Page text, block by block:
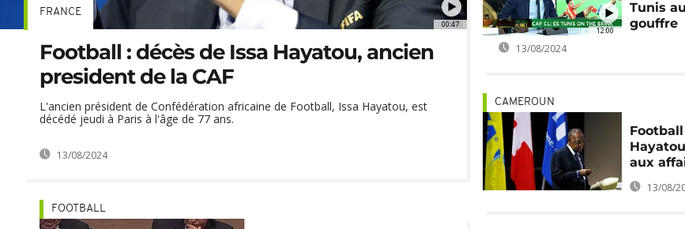
00:47
FRANCE
Football : décès de Issa Hayatou, ancien
president de la CAF
L'ancien président de Confédération africaine de Football, Issa Hayatou, est
décédé jeudi à Paris à l'âge de 77 ans.
13/08/2024
FOOTBALL
12:00
Tunis
gouffre
13/08/2024
CAMEROUN
Football
aux
13/08/